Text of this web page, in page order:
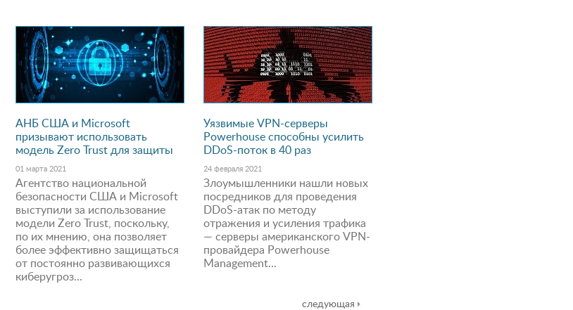
АНБ США и Microsoft
призывают использовать
модель Zero Trust для защиты
01 марта 2021
Агентство национальной
безопасности США и Microsoft
выступили за использование
модели Zero Trust, поскольку,
по их мнению, она позволяет
более эффективно защищаться
от постоянно развивающихся
киберугроз...
Уязвимые VPN-серверы
Powerhouse способны усилить
DDoS-поток в 40 раз
24 февраля 2021
Злоумышленники нашли новых
посредников для проведения
DDoS-атак по методу
отражения и усиления трафика
— серверы американского VPN-
провайдера Powerhouse
Management...
следующая